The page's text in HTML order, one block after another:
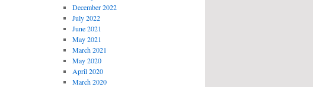
December 2022
July 2022
June 2021
May 2021
March 2021
May 2020
April 2020
March 2020